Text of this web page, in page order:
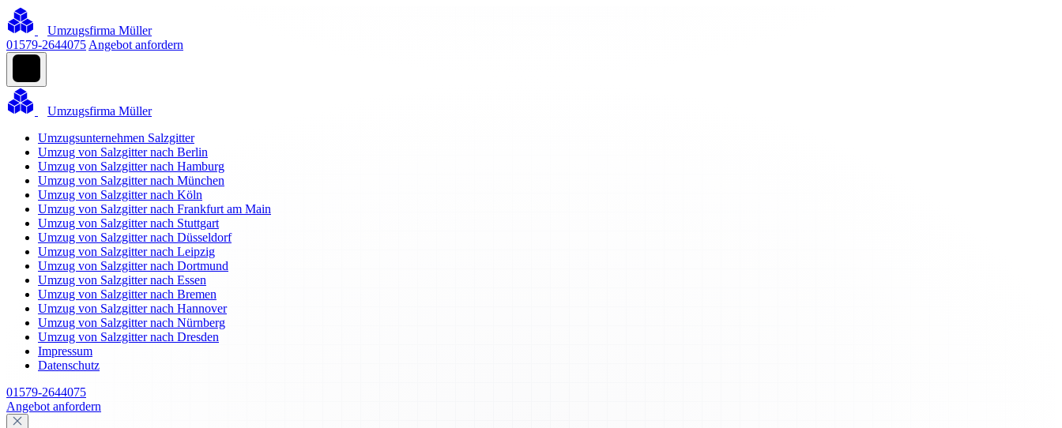
Umzugsfirma Müller
01579-2644075 Angebot anfordern
Umzugsfirma Müller
Umzugsunternehmen Salzgitter
Umzug von Salzgitter nach Berlin
Umzug von Salzgitter nach Hamburg
Umzug von Salzgitter nach München
Umzug von Salzgitter nach Köln
Umzug von Salzgitter nach Frankfurt am Main
Umzug von Salzgitter nach Stuttgart
Umzug von Salzgitter nach Düsseldorf
Umzug von Salzgitter nach Leipzig
Umzug von Salzgitter nach Dortmund
Umzug von Salzgitter nach Essen
Umzug von Salzgitter nach Bremen
Umzug von Salzgitter nach Hannover
Umzug von Salzgitter nach Nürnberg
Umzug von Salzgitter nach Dresden
Impressum
Datenschutz
01579-2644075
Angebot anfordern